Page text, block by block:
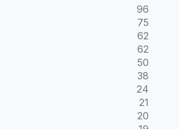
96
75
62
62
50
38
24
21
20